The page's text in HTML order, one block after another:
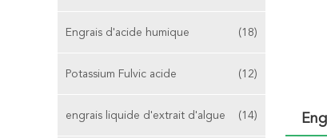
Engrais d'acide humique (18)
Potassium Fulvic acide (12)
engrais liquide d'extrait d'algue (14)